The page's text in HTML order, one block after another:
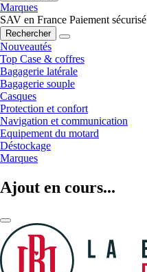
Marques
SAV en France Paiement sécurisé
Rechercher
Nouveautés
Top Case & coffres
Bagagerie latérale
Bagagerie souple
Casques
Protection et confort
Navigation et communication
Equipement du motard
Déstockage
Marques
Ajout en cours...